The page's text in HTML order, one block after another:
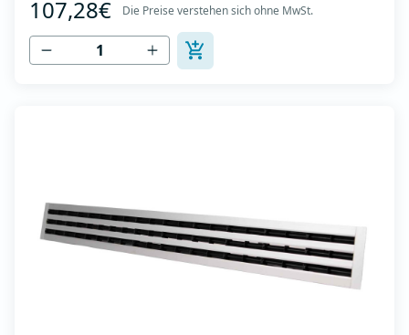
Wand montiert -Es besteht aus eloxiertem Aluminium in
RAL 9010 (weiße Farbe). -Integrierter Kunststoffregler
(Deflektor), der den Luftstrom lenkt (links...
107,28€ Die Preise verstehen sich ohne MwSt.